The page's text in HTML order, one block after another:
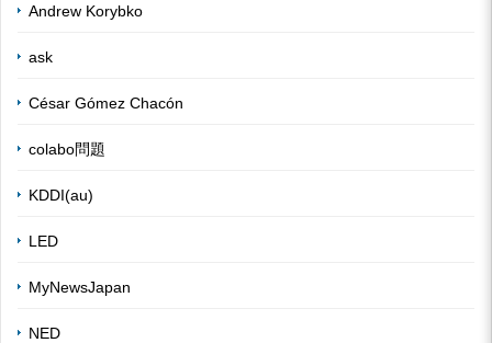
Andrew Korybko
ask
César Gómez Chacón
colabo問題
KDDI(au)
LED
MyNewsJapan
NED